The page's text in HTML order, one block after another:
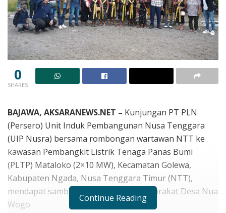
0
SHARES
BAJAWA, AKSARANEWS.NET – Kunjungan PT PLN
(Persero) Unit Induk Pembangunan Nusa Tenggara
(UIP Nusra) bersama rombongan wartawan NTT ke
kawasan Pembangkit Listrik Tenaga Panas Bumi
(PLTP) Mataloko (2×10 MW), Kecamatan Golewa,
Kabupaten Ngada, Nusa Tenggara Timur (NTT),
mendapat sambutan hangat dari masyarakat Desa Nua
Wogo.
Continue Reading